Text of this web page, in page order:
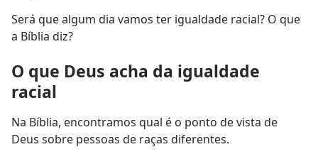
Será que algum dia vamos ter igualdade racial? O que
a Bíblia diz?
O que Deus acha da igualdade
racial
Na Bíblia, encontramos qual é o ponto de vista de
Deus sobre pessoas de raças diferentes.